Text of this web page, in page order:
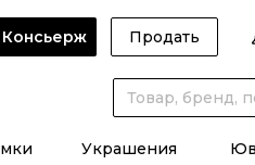
Консьерж Продать
Украшения